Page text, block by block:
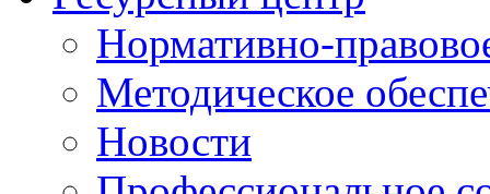
Нормативно-
Методическое
Новости